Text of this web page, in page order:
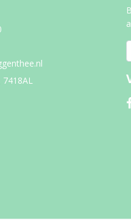
7418AL